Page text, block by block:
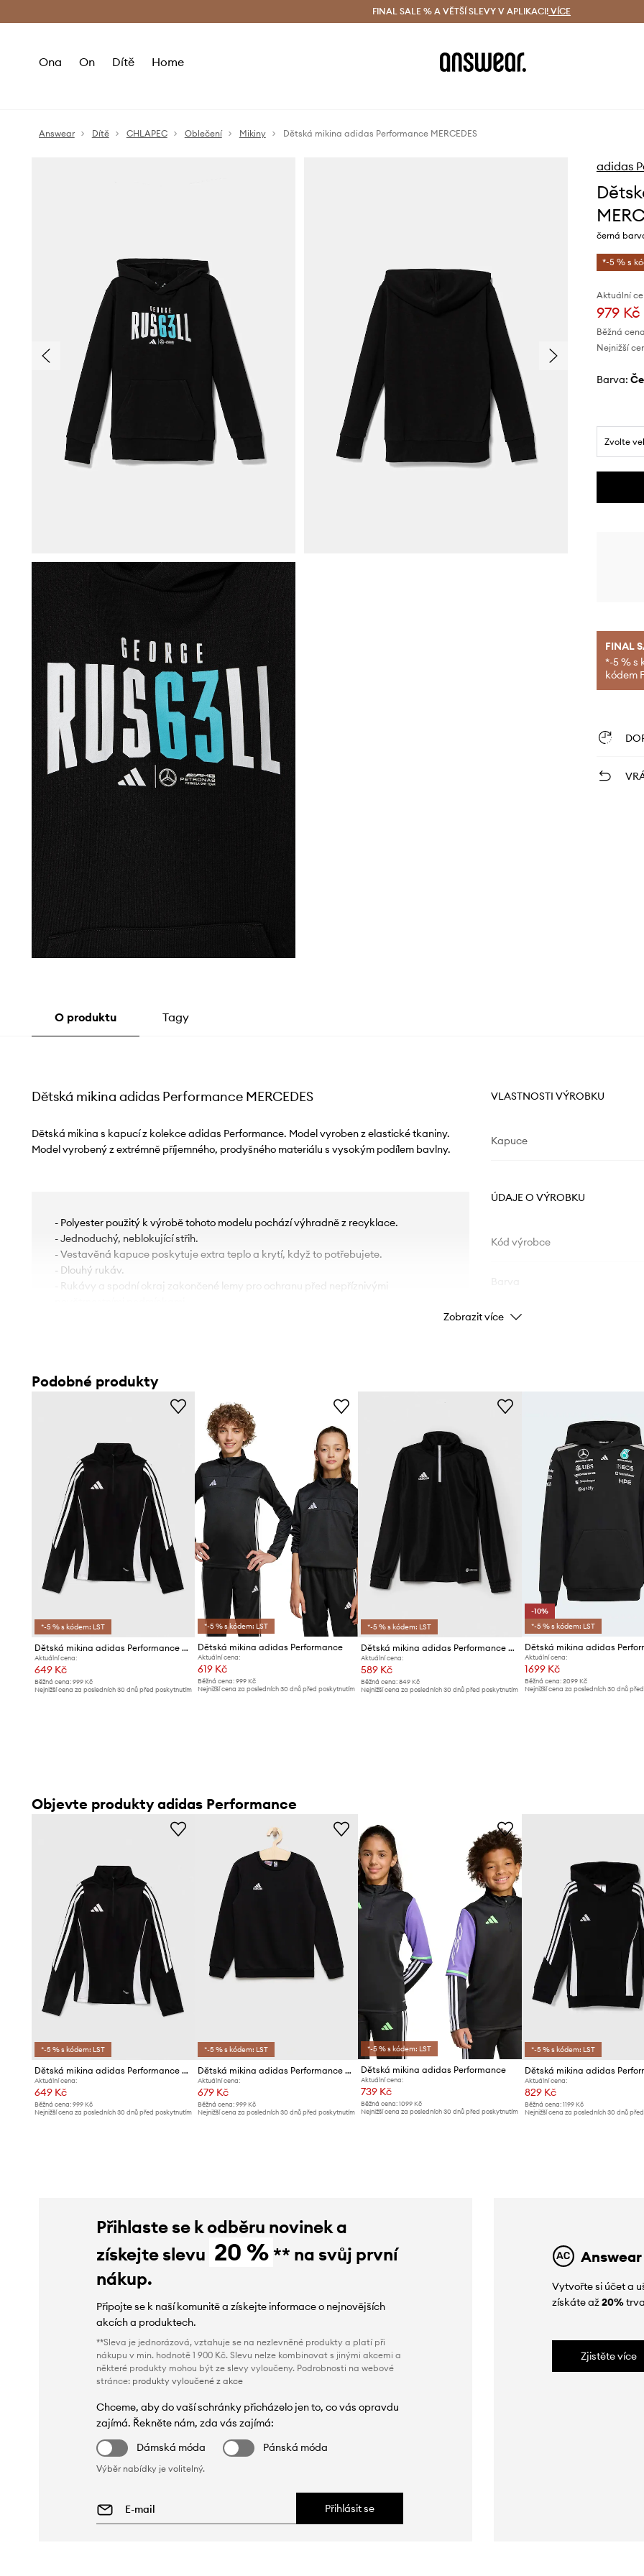
Doručení a vrácení zdarma (od 1800 Kč) Doručení i do 24 h
FINAL SALE % A VĚTŠÍ SLEVY V APLIKACI! VÍCE
Ona On Dítě Home
Answear Dítě CHLAPEC Oblečení Mikiny Dětská mikina adidas Performance MERCEDES
adidas
černá
*-5 % s
Aktuální
979 Kč
Běžná
Nejnižší
Barva:
Zvolte
FINAL
*-5 % s
kódem
O produktu Tagy
Dětská mikina adidas Performance MERCEDES
Dětská mikina s kapucí z kolekce adidas Performance. Model vyroben z elastické tkaniny.
Model vyrobený z extrémně příjemného, ​​prodyšného materiálu s vysokým podílem bavlny.
- Polyester použitý k výrobě tohoto modelu pochází výhradně z recyklace.
- Jednoduchý, neblokující střih.
- Vestavěná kapuce poskytuje extra teplo a krytí, když to potřebujete.
- Dlouhý rukáv.
- Rukávy a spodní okraj zakončené lemy pro ochranu před nepříznivými
VLASTNOSTI VÝROBKU
Kapuce
ÚDAJE O VÝROBKU
Kód výrobce
Značka
ID produktu
Zobrazit více
Podobné produkty
*-5 % s kódem: LST
Dětská mikina adidas Performance TIRO24 TRTOPY
Aktuální cena:
649 Kč
Běžná cena: 999 Kč
Nejnižší cena za posledních 30 dnů před poskytnutím
*-5 % s kódem: LST
Dětská mikina adidas Performance
Aktuální cena:
619 Kč
Běžná cena:999 Kč
Nejnižší cena za posledních 30 dnů před poskytnutím
*-5 % s kódem: LST
Dětská mikina adidas Performance ENT22 TR TOPY
Aktuální cena:
589 Kč
Běžná cena: 849 Kč
Nejnižší cena za posledních 30 dnů před poskytnutím
-10%
*-5 % s kódem: LST
Aktuální cena:
1699 Kč
Běžná cena: 2099 Kč
Nejnižší cena za posledních 30 dnů
Objevte produkty adidas Performance
*-5 % s kódem: LST
Dětská mikina adidas Performance TIRO24 TRTOPY
Aktuální cena:
649 Kč
Běžná cena: 999 Kč
Nejnižší cena za posledních 30 dnů před poskytnutím
*-5 % s kódem: LST
Dětská mikina adidas Performance H57474
Aktuální cena:
679 Kč
Běžná cena:999 Kč
Nejnižší cena za posledních 30 dnů před poskytnutím
*-5 % s kódem: LST
Dětská mikina adidas Performance
Aktuální cena:
739 Kč
Běžná cena: 1099 Kč
Nejnižší cena za posledních 30 dnů před poskytnutím
*-5 % s kódem: LST
Aktuální cena:
829 Kč
Běžná cena: 1199 Kč
Nejnižší cena za posledních 30 dnů
Přihlaste se k odběru novinek a
získejte slevu 20 % ** na svůj první
nákup.
Připojte se k naší komunitě a získejte informace o nejnovějších
akcích a produktech.
**Sleva je jednorázová, vztahuje se na nezlevněné produkty a platí při
nákupu v min. hodnotě 1 900 Kč. Slevu nelze kombinovat s jinými akcemi a
některé produkty mohou být ze slevy vyloučeny. Podrobnosti na webové
stránce: produkty vyloučené z akce
Chceme, aby do vaší schránky přicházelo jen to, co vás opravdu
zajímá. Řekněte nám, zda vás zajímá:
Dámská móda
Pánská móda
Výběr nabídky je volitelný.
Přihlásit se
Vytvořte si účet a
získáte až20%
Zjistěte více